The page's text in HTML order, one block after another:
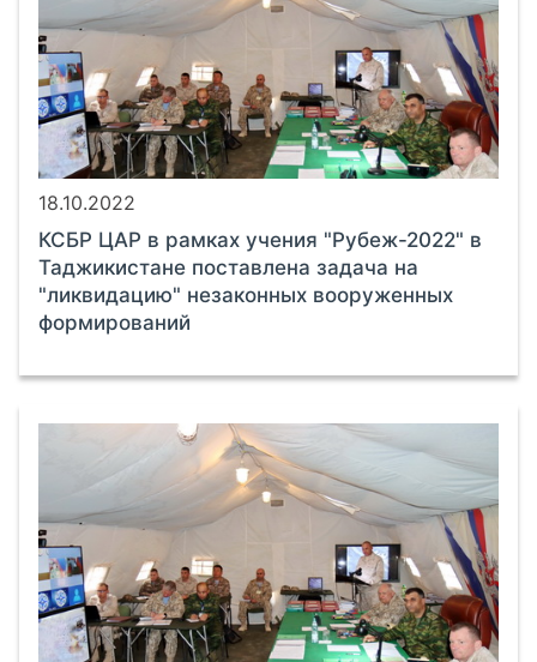
18.10.2022
КСБР ЦАР в рамках учения "Рубеж-2022" в
Таджикистане поставлена задача на
"ликвидацию" незаконных вооруженных
формирований